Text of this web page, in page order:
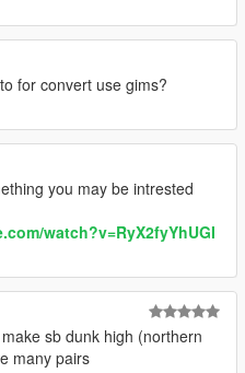
for convert use gims?
you may be intrested
watch?v=RyX2fyYhUGI
sb dunk high (northern
many pairs